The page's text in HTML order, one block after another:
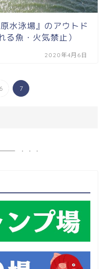
水泳場』のアウトド
る魚・火気禁止）
2020年4月6日
6 7